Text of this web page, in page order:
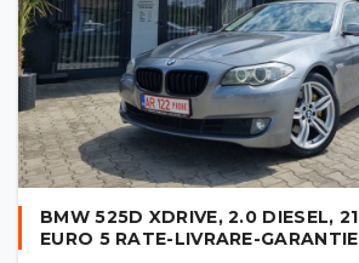
BMW 525D XDRIVE, 2.0 DIESEL,
EURO 5 RATE-LIVRARE-GARANTIE